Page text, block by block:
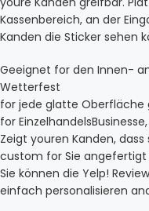
Kassenbereich, an der
Kanden die Sticker sehen
Geeignet for den Innen-
Wetterfest
for jede glatte Oberfläche
for
Zeigt youren Kanden,
custom for Sie angefertigt
Sie können die Yelp!
einfach personalisieren